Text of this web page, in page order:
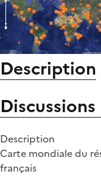
Description
Discussions
Description
Carte mondiale du
français